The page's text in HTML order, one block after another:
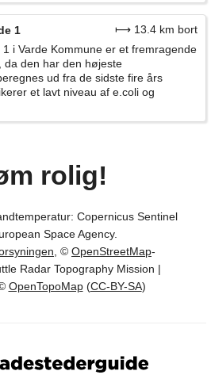
1
⟼ 13.4 km bort
i Varde Kommune er et fremragende
da den har den højeste
ud fra de sidste fire års
et lavt niveau af e.coli og
rolig!
Copernicus Sentinel
Space Agency.
, © OpenStreetMap-
Radar Topography Mission |
OpenTopoMap(CC-BY-SA)